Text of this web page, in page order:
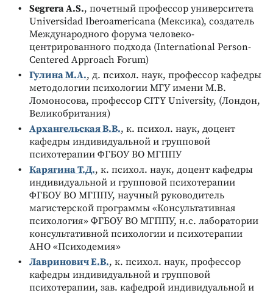
Segrera A.S., почетный профессор университета
Universidad Iberoamericana (Мексика), создатель
Международного форума человеко-
центрированного подхода (International Person-
Centered Approach Forum)
Гулина М.А., д. психол. наук, профессор кафедры
методологии психологии МГУ имени М.В.
Ломоносова, профессор CITY University, (Лондон,
Великобритания)
Архангельская В.В., к. психол. наук, доцент
кафедры индивидуальной и групповой
психотерапии ФГБОУ ВО МГППУ
Карягина Т.Д., к. психол. наук, доцент кафедры
индивидуальной и групповой психотерапии
ФГБОУ ВО МГППУ, научный руководитель
магистерской программы «Консультативная
психология» ФГБОУ ВО МГППУ, н.с. лаборатории
консультативной психологии и психотерапии
АНО «Психодемия»
Лавринович Е.В., к. психол. наук, профессор
кафедры индивидуальной и групповой
психотерапии, зав. кафедрой индивидуальной и